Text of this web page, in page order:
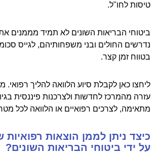
טיסות לחו"ל.
ביטוחי הבריאות השונים לא תמיד מממנים
נדרשים החולים ובני משפחותיהם, לגייס
בטווח זמן קצר.
ליחצו כאן לקבלת סיוע הלוואה להליך רפואי.
עזרה מהמרכז לחדשות ולצרכנות פיננסית
מתאימה, לצרכים רפואיים או הלוואה לכל
כיצד ניתן לממן הוצאות רפואיות
על ידי ביטוחי הבריאות השונים?